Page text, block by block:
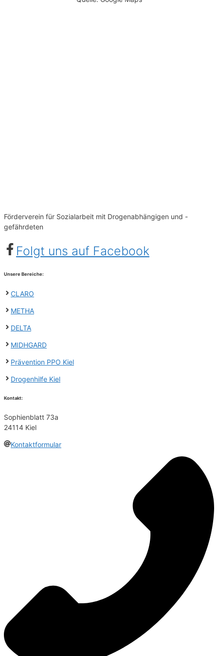
Förderverein für Sozialarbeit mit Drogenabhängigen und -
gefährdeten
Folgt uns auf Facebook
Unsere Bereiche:
CLARO
METHA
DELTA
MIDHGARD
Prävention PPO Kiel
Drogenhilfe Kiel
Kontakt:
Sophienblatt 73a
24114 Kiel
Kontaktformular